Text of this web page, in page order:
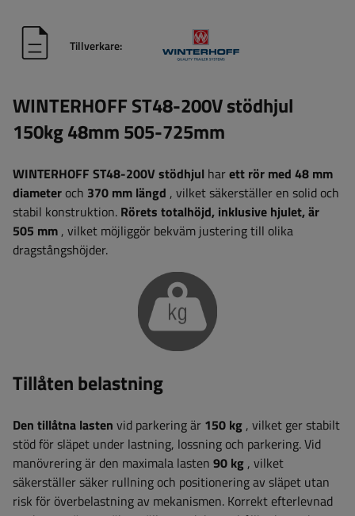
Tillverkare:
WINTERHOFF ST48-200V stödhjul
150kg 48mm 505-725mm
WINTERHOFF ST48-200V stödhjul harett rör med 48 mm
diameter och 370 mm längd , vilket säkerställer en solid och
stabil konstruktion. Rörets totalhöjd, inklusive hjulet, är
505 mm , vilket möjliggör bekväm justering till olika
dragstångshöjder.
Tillåten belastning
Den tillåtna lasten vid parkering är 150 kg , vilket ger stabilt
stöd för släpet under lastning, lossning och parkering. Vid
manövrering är den maximala lasten 90 kg , vilket
säkerställer säker rullning och positionering av släpet utan
risk för överbelastning av mekanismen. Korrekt efterlevnad